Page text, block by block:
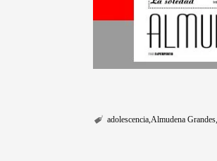
adolescencia Almudena Grandes